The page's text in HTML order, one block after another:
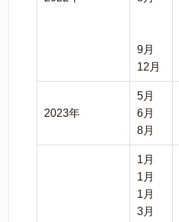
9月
12月
2023年
5月
6月
8月
1月
1月
1月
3月